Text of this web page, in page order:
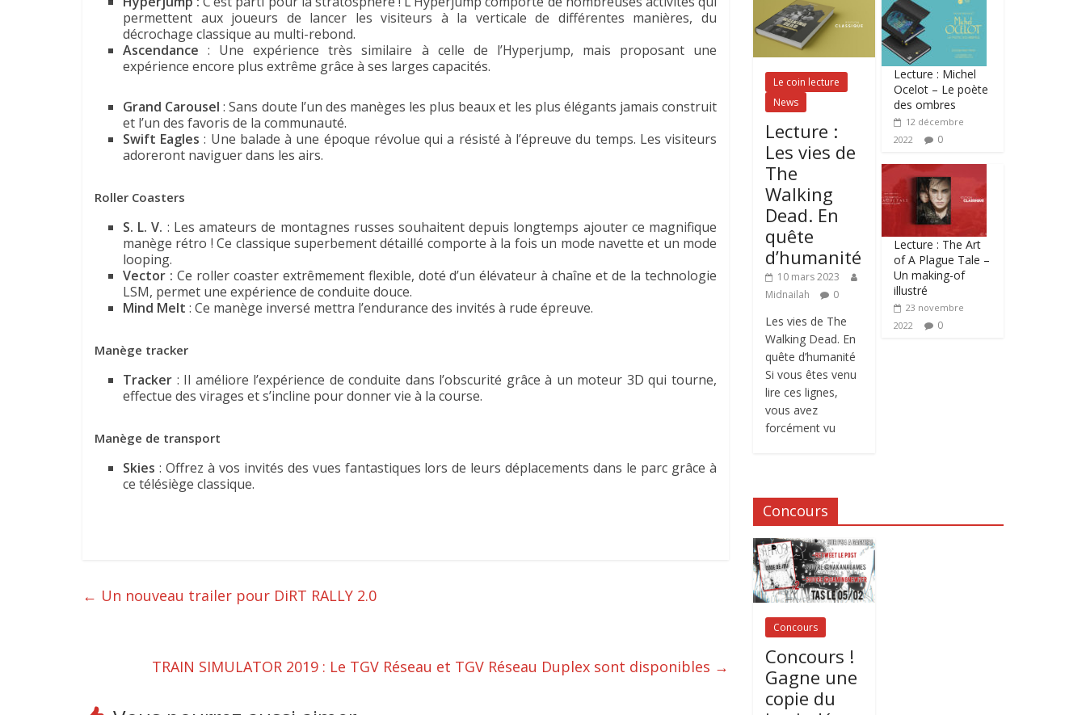
permettent aux joueurs de lancer les visiteurs à la verticale de différentes manières, du
décrochage classique au multi-rebond.
Ascendance: Une expérience très similaire à celle de l’Hyperjump, mais proposant une
expérience encore plus extrême grâce à ses larges capacités.
Grand Carousel: Sans doute l’un des manèges les plus beaux et les plus élégants jamais construit
et l’un des favoris de la communauté.
Swift Eagles : Une balade à une époque révolue qui a résisté à l’épreuve du temps. Les visiteurs
adoreront naviguer dans les airs.
Roller Coasters
S. L. V. : Les amateurs de montagnes russes souhaitent depuis longtemps ajouter ce magnifique
manège rétro ! Ce classique superbement détaillé comporte à la fois un mode navette et un mode
looping.
Vector : Ce roller coaster extrêmement flexible, doté d’un élévateur à chaîne et de la technologie
LSM, permet une expérience de conduite douce.
Mind Melt : Ce manège inversé mettra l’endurance des invités à rude épreuve.
Manège tracker
Tracker : Il améliore l’expérience de conduite dans l’obscurité grâce à un moteur 3D qui tourne,
effectue des virages et s’incline pour donner vie à la course.
Manège de transport
Skies : Offrez à vos invités des vues fantastiques lors de leurs déplacements dans le parc grâce à
ce télésiège classique.
← Un nouveau trailer pour DiRT RALLY 2.0
TRAIN SIMULATOR 2019 : Le TGV Réseau et TGV Réseau Duplex sont disponibles →
Le coin lecture
News
Lecture :
Les vies de
The
Walking
Dead. En
quête
d’humanité
10 mars 2023
Midnailah
0
Les vies de The
Walking Dead. En
quête d’humanité
Si vous êtes venu
lire ces lignes,
vous avez
forcément vu
Lecture : Michel
Ocelot – Le poète
des ombres
12 décembre
2022
0
Lecture : The Art
of A Plague Tale –
Un making-of
illustré
23 novembre
2022
0
Concours
Concours
Concours !
Gagne une
copie du